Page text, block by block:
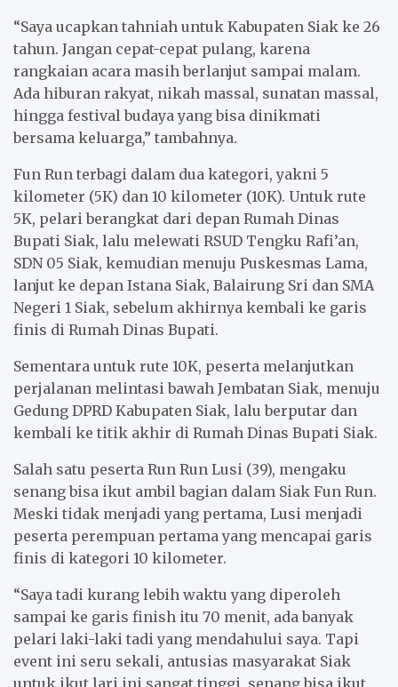
“Saya ucapkan tahniah untuk Kabupaten Siak ke 26
tahun. Jangan cepat-cepat pulang, karena
rangkaian acara masih berlanjut sampai malam.
Ada hiburan rakyat, nikah massal, sunatan massal,
hingga festival budaya yang bisa dinikmati
bersama keluarga,” tambahnya.
Fun Run terbagi dalam dua kategori, yakni 5
kilometer (5K) dan 10 kilometer (10K). Untuk rute
5K, pelari berangkat dari depan Rumah Dinas
Bupati Siak, lalu melewati RSUD Tengku Rafi’an,
SDN 05 Siak, kemudian menuju Puskesmas Lama,
lanjut ke depan Istana Siak, Balairung Sri dan SMA
Negeri 1 Siak, sebelum akhirnya kembali ke garis
finis di Rumah Dinas Bupati.
Sementara untuk rute 10K, peserta melanjutkan
perjalanan melintasi bawah Jembatan Siak, menuju
Gedung DPRD Kabupaten Siak, lalu berputar dan
kembali ke titik akhir di Rumah Dinas Bupati Siak.
Salah satu peserta Run Run Lusi (39), mengaku
senang bisa ikut ambil bagian dalam Siak Fun Run.
Meski tidak menjadi yang pertama, Lusi menjadi
peserta perempuan pertama yang mencapai garis
finis di kategori 10 kilometer.
“Saya tadi kurang lebih waktu yang diperoleh
sampai ke garis finish itu 70 menit, ada banyak
pelari laki-laki tadi yang mendahului saya. Tapi
event ini seru sekali, antusias masyarakat Siak
untuk ikut lari ini sangat tinggi, senang bisa ikut